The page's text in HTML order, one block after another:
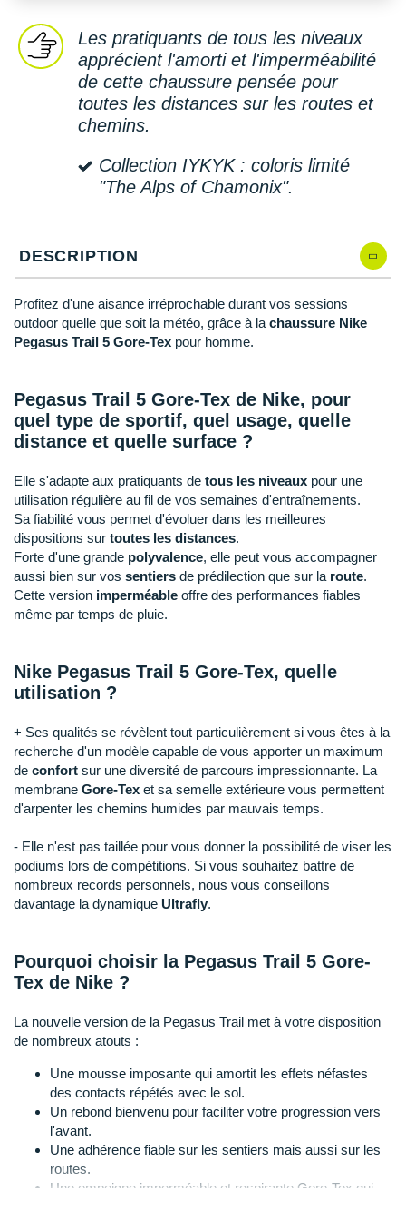
Les pratiquants de tous les niveaux
apprécient l'amorti et l'imperméabilité
de cette chaussure pensée pour
toutes les distances sur les routes et
chemins.
Collection IYKYK : coloris limité
"The Alps of Chamonix".
DESCRIPTION
Profitez d'une aisance irréprochable durant vos sessions
outdoor quelle que soit la météo, grâce à la chaussure Nike
Pegasus Trail 5 Gore-Tex pour homme.
Pegasus Trail 5 Gore-Tex de Nike, pour
quel type de sportif, quel usage, quelle
distance et quelle surface ?
Elle s'adapte aux pratiquants de tous les niveaux pour une
utilisation régulière au fil de vos semaines d'entraînements.
Sa fiabilité vous permet d'évoluer dans les meilleures
dispositions sur toutes les distances.
Forte d'une grande polyvalence, elle peut vous accompagner
aussi bien sur vos sentiers de prédilection que sur la route.
Cette version imperméable offre des performances fiables
même par temps de pluie.
Nike Pegasus Trail 5 Gore-Tex, quelle
utilisation ?
+ Ses qualités se révèlent tout particulièrement si vous êtes à la
recherche d'un modèle capable de vous apporter un maximum
de confort sur une diversité de parcours impressionnante. La
membrane Gore-Tex et sa semelle extérieure vous permettent
d'arpenter les chemins humides par mauvais temps.
- Elle n'est pas taillée pour vous donner la possibilité de viser les
podiums lors de compétitions. Si vous souhaitez battre de
nombreux records personnels, nous vous conseillons
davantage la dynamique Ultrafly.
Pourquoi choisir la Pegasus Trail 5 Gore-
Tex de Nike ?
La nouvelle version de la Pegasus Trail met à votre disposition
de nombreux atouts :
Une mousse imposante qui amortit les effets néfastes
des contacts répétés avec le sol.
Un rebond bienvenu pour faciliter votre progression vers
l'avant.
Une adhérence fiable sur les sentiers mais aussi sur les
routes.
Une empeigne imperméable et respirante Gore-Tex qui
DÉSTOCKAGE
+ Voir tous lesaccessoires
Nike
NNormal
Patagonia
Petzl
Polar
Raidlight
Reebok
Salomon
Saucony
Saxx
Scarpa
Shokz
Smoon
Speedo
Suunto
Ta Energy
The North Face
Under Armour
X-Bionic
X-Socks
+ Voir toutes les marques